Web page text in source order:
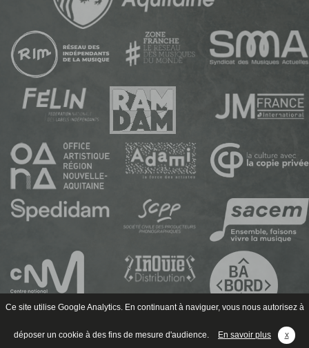
Ce site utilise Google Analytics. En continuant à naviguer, vous nous autorisez à
déposer un cookie à des fins de mesure d'audience. En savoir plus x